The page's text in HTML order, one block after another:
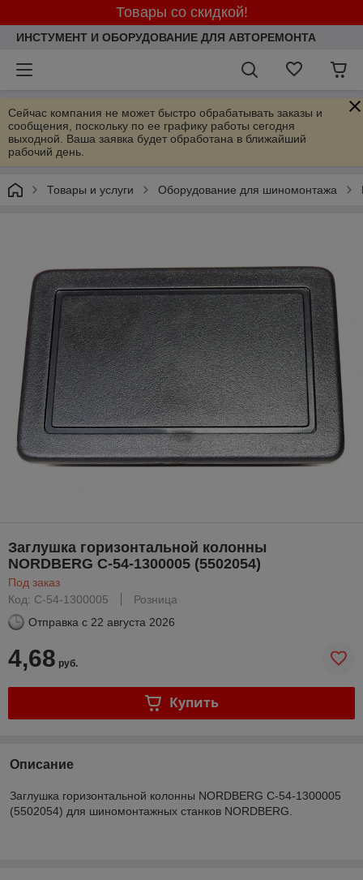
Товары со скидкой!
ИНСТУМЕНТ И ОБОРУДОВАНИЕ ДЛЯ АВТОРЕМОНТА
Сейчас компания не может быстро обрабатывать заказы и
сообщения, поскольку по ее графику работы сегодня
выходной. Ваша заявка будет обработана в ближайший
рабочий день.
Товары и услуги Оборудование для шиномонтажа
Заглушка горизонтальной колонны
NORDBERG C-54-1300005 (5502054)
Под заказ
Код: C-54-1300005
Розница
Отправка с 22 августа 2026
4,68 руб.
Купить
Описание
Заглушка горизонтальной колонны NORDBERG C-54-1300005
(5502054) для шиномонтажных станков NORDBERG.